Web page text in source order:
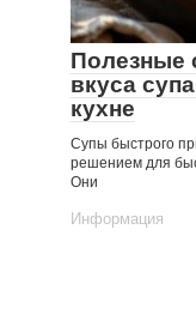
Полезные
вкуса
кухне
Супы быстрого
решением для
Они
Информация